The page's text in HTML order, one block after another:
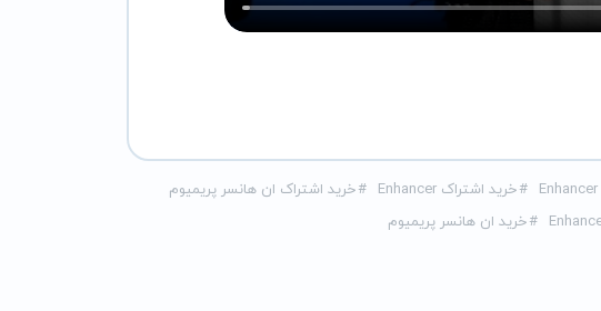
#خرید اشتراک Enhancer #خرید اشتراک ان هانسر پریمیوم
#خرید ان هانسر پریمیوم